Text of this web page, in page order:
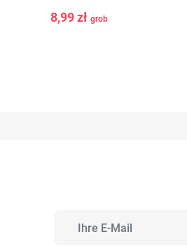
8,99 zł grob